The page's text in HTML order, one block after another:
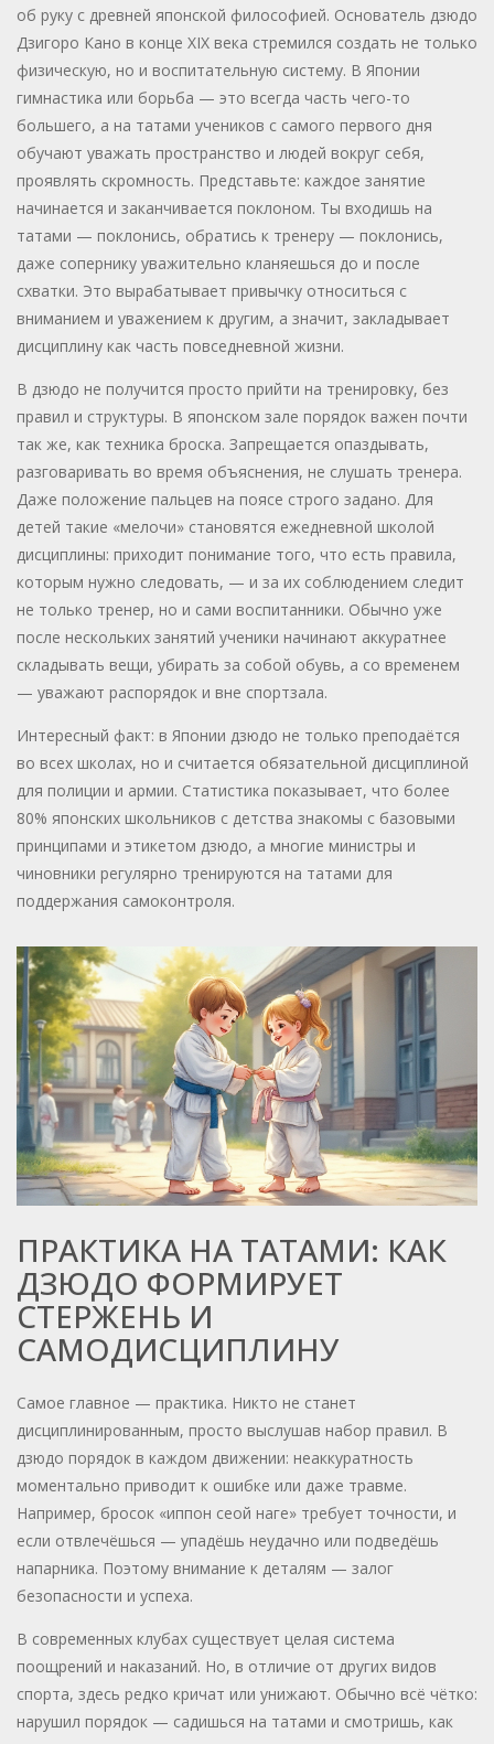
об руку с древней японской философией. Основатель дзюдо
Дзигоро Кано в конце XIX века стремился создать не только
физическую, но и воспитательную систему. В Японии
гимнастика или борьба — это всегда часть чего-то
большего, а на татами учеников с самого первого дня
обучают уважать пространство и людей вокруг себя,
проявлять скромность. Представьте: каждое занятие
начинается и заканчивается поклоном. Ты входишь на
татами — поклонись, обратись к тренеру — поклонись,
даже сопернику уважительно кланяешься до и после
схватки. Это вырабатывает привычку относиться с
вниманием и уважением к другим, а значит, закладывает
дисциплину как часть повседневной жизни.
В дзюдо не получится просто прийти на тренировку, без
правил и структуры. В японском зале порядок важен почти
так же, как техника броска. Запрещается опаздывать,
разговаривать во время объяснения, не слушать тренера.
Даже положение пальцев на поясе строго задано. Для
детей такие «мелочи» становятся ежедневной школой
дисциплины: приходит понимание того, что есть правила,
которым нужно следовать, — и за их соблюдением следит
не только тренер, но и сами воспитанники. Обычно уже
после нескольких занятий ученики начинают аккуратнее
складывать вещи, убирать за собой обувь, а со временем
— уважают распорядок и вне спортзала.
Интересный факт: в Японии дзюдо не только преподаётся
во всех школах, но и считается обязательной дисциплиной
для полиции и армии. Статистика показывает, что более
80% японских школьников с детства знакомы с базовыми
принципами и этикетом дзюдо, а многие министры и
чиновники регулярно тренируются на татами для
поддержания самоконтроля.
ПРАКТИКА НА ТАТАМИ: КАК
ДЗЮДО ФОРМИРУЕТ
СТЕРЖЕНЬ И
САМОДИСЦИПЛИНУ
Самое главное — практика. Никто не станет
дисциплинированным, просто выслушав набор правил. В
дзюдо порядок в каждом движении: неаккуратность
моментально приводит к ошибке или даже травме.
Например, бросок «иппон сеой наге» требует точности, и
если отвлечёшься — упадёшь неудачно или подведёшь
напарника. Поэтому внимание к деталям — залог
безопасности и успеха.
В современных клубах существует целая система
поощрений и наказаний. Но, в отличие от других видов
спорта, здесь редко кричат или унижают. Обычно всё чётко:
нарушил порядок — садишься на татами и смотришь, как